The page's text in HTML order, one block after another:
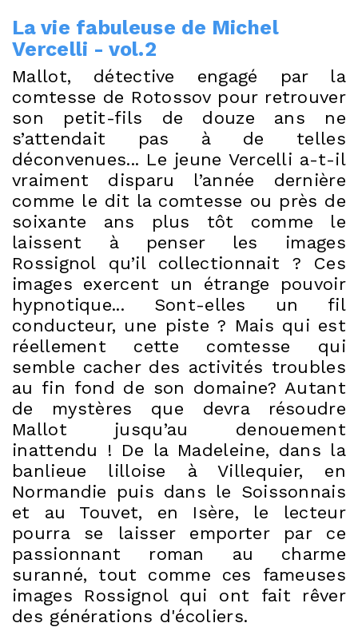
La vie fabuleuse de Michel
Vercelli - vol.2
Mallot, détective engagé par la
comtesse de Rotossov pour retrouver
son petit-fils de douze ans ne
s’attendait pas à de telles
déconvenues... Le jeune Vercelli a-t-il
vraiment disparu l’année dernière
comme le dit la comtesse ou près de
soixante ans plus tôt comme le
laissent à penser les images
Rossignol qu’il collectionnait ? Ces
images exercent un étrange pouvoir
hypnotique... Sont-elles un fil
conducteur, une piste ? Mais qui est
réellement cette comtesse qui
semble cacher des activités troubles
au fin fond de son domaine? Autant
de mystères que devra résoudre
Mallot jusqu’au denouement
inattendu ! De la Madeleine, dans la
banlieue lilloise à Villequier, en
Normandie puis dans le Soissonnais
et au Touvet, en Isère, le lecteur
pourra se laisser emporter par ce
passionnant roman au charme
suranné, tout comme ces fameuses
images Rossignol qui ont fait rêver
des générations d'écoliers.